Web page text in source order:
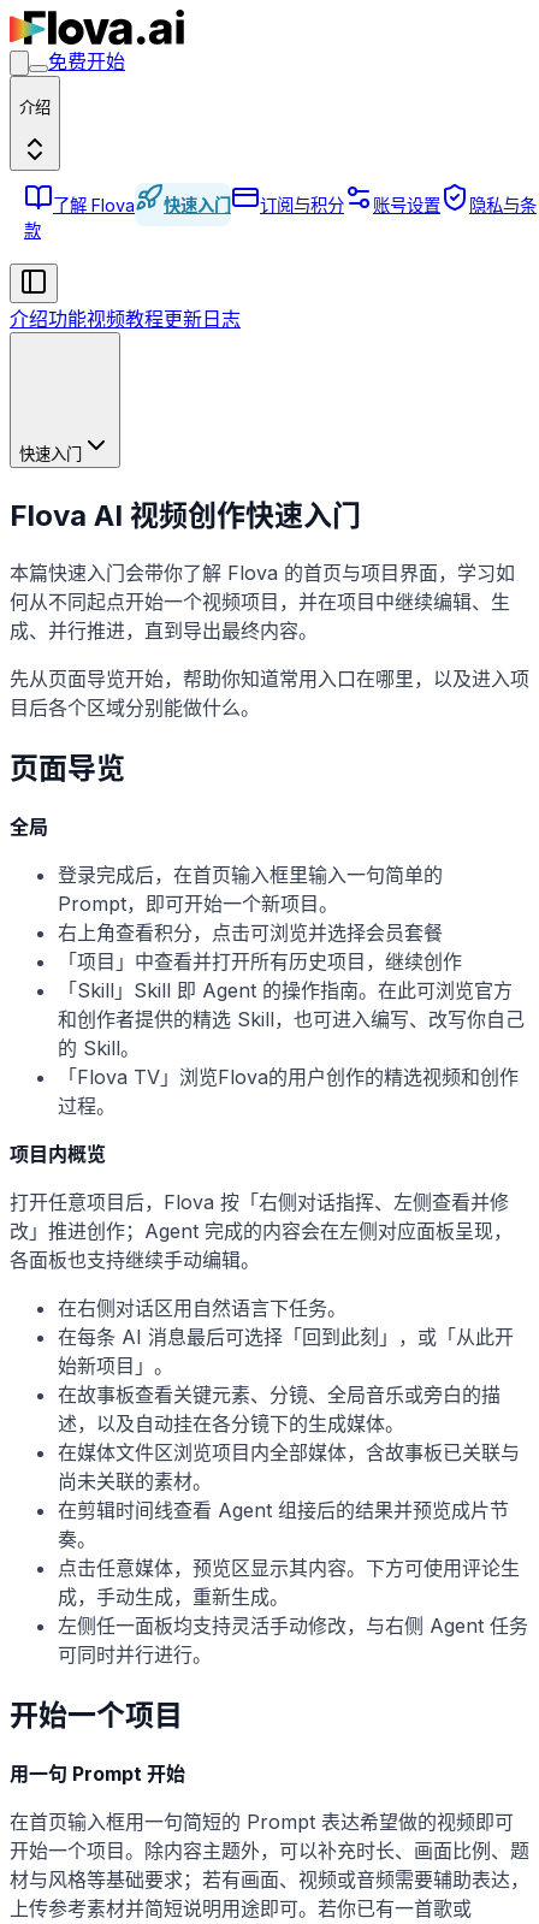
免费开始
介绍
了解 Flova 快速入门 订阅与积分 账号设置
隐私与条
款
介绍功能视频教程更新日志
快速入门
Flova AI 视频创作快速入门
本篇快速入门会带你了解 Flova 的首页与项目界面，学习如
何从不同起点开始一个视频项目，并在项目中继续编辑、生
成、并行推进，直到导出最终内容。
先从页面导览开始，帮助你知道常用入口在哪里，以及进入项
目后各个区域分别能做什么。
页面导览
全局
登录完成后，在首页输入框里输入一句简单的
Prompt，即可开始一个新项目。
右上角查看积分，点击可浏览并选择会员套餐
「项目」中查看并打开所有历史项目，继续创作
「Skill」Skill 即 Agent 的操作指南。在此可浏览官方
和创作者提供的精选 Skill，也可进入编写、改写你自己
的 Skill。
「Flova TV」浏览Flova的用户创作的精选视频和创作
过程。
项目内概览
打开任意项目后，Flova 按「右侧对话指挥、左侧查看并修
改」推进创作；Agent 完成的内容会在左侧对应面板呈现，
各面板也支持继续手动编辑。
在右侧对话区用自然语言下任务。
在每条 AI 消息最后可选择「回到此刻」，或「从此开
始新项目」。
在故事板查看关键元素、分镜、全局音乐或旁白的描
述，以及自动挂在各分镜下的生成媒体。
在媒体文件区浏览项目内全部媒体，含故事板已关联与
尚未关联的素材。
在剪辑时间线查看 Agent 组接后的结果并预览成片节
奏。
点击任意媒体，预览区显示其内容。下方可使用评论生
成，手动生成，重新生成。
左侧任一面板均支持灵活手动修改，与右侧 Agent 任务
可同时并行进行。
开始一个项目
用一句 Prompt 开始
在首页输入框用一句简短的 Prompt 表达希望做的视频即可
开始一个项目。除内容主题外，可以补充时长、画面比例、题
材与风格等基础要求；若有画面、视频或音频需要辅助表达，
上传参考素材并简短说明用途即可。若你已有一首歌或